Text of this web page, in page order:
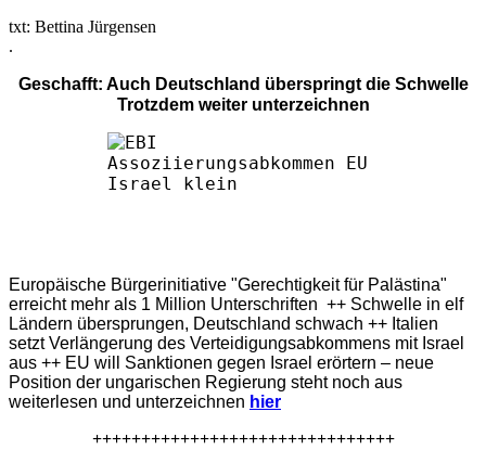
txt: Bettina Jürgensen
.
Geschafft: Auch Deutschland überspringt die Schwelle
Trotzdem weiter unterzeichnen
Europäische Bürgerinitiative "Gerechtigkeit für Palästina"
erreicht mehr als 1 Million Unterschriften ++ Schwelle in elf
Ländern übersprungen, Deutschland schwach ++ Italien
setzt Verlängerung des Verteidigungsabkommens mit Israel
aus ++ EU will Sanktionen gegen Israel erörtern – neue
Position der ungarischen Regierung steht noch aus
weiterlesen und unterzeichnen hier
+++++++++++++++++++++++++++++++